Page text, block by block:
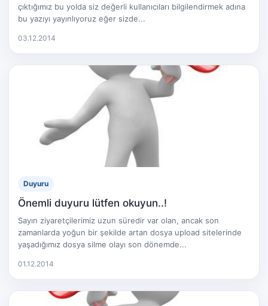
çıktığımız bu yolda siz değerli kullanıcıları bilgilendirmek adına
bu yazıyı yayınlıyoruz eğer sizde...
03.12.2014
Duyuru
Önemli duyuru lütfen okuyun..!
Sayın ziyaretçilerimiz uzun süredir var olan, ancak son
zamanlarda yoğun bir şekilde artan dosya upload sitelerinde
yaşadığımız dosya silme olayı son dönemde...
01.12.2014